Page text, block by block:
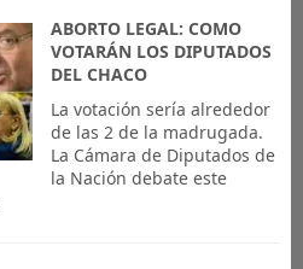
ABORTO LEGAL: COMO
VOTARÁN LOS DIPUTADOS
DEL CHACO
La votación sería alrededor
de las 2 de la madrugada.
La Cámara de Diputados de
la Nación debate este